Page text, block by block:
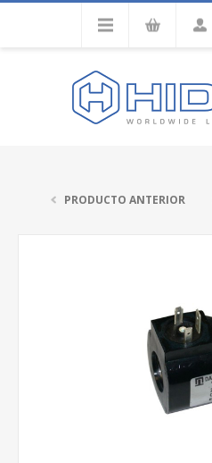
PRODUCTO ANTERIOR